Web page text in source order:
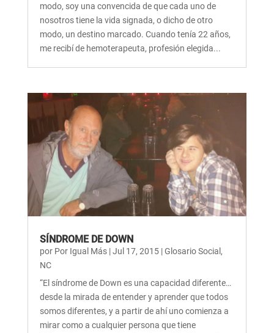
modo, soy una convencida de que cada uno de
nosotros tiene la vida signada, o dicho de otro
modo, un destino marcado. Cuando tenía 22 años,
me recibí de hemoterapeuta, profesión elegida...
SÍNDROME DE DOWN
por Por Igual Más|Jul 17, 2015|Glosario Social ,
NC
“El síndrome de Down es una capacidad diferente…
desde la mirada de entender y aprender que todos
somos diferentes, y a partir de ahí uno comienza a
mirar como a cualquier persona que tiene